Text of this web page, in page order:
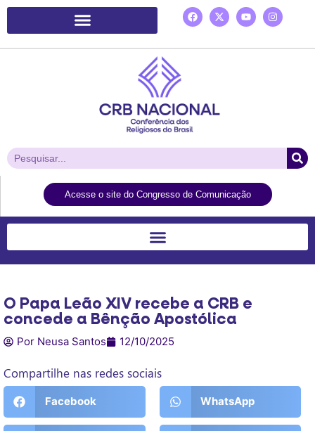
Acesse o site do Congresso de Comunicação
O Papa Leão XIV recebe a CRB e
concede a Bênção Apostólica
Por Neusa Santos 12/10/2025
Compartilhe nas redes sociais
Facebook WhatsApp